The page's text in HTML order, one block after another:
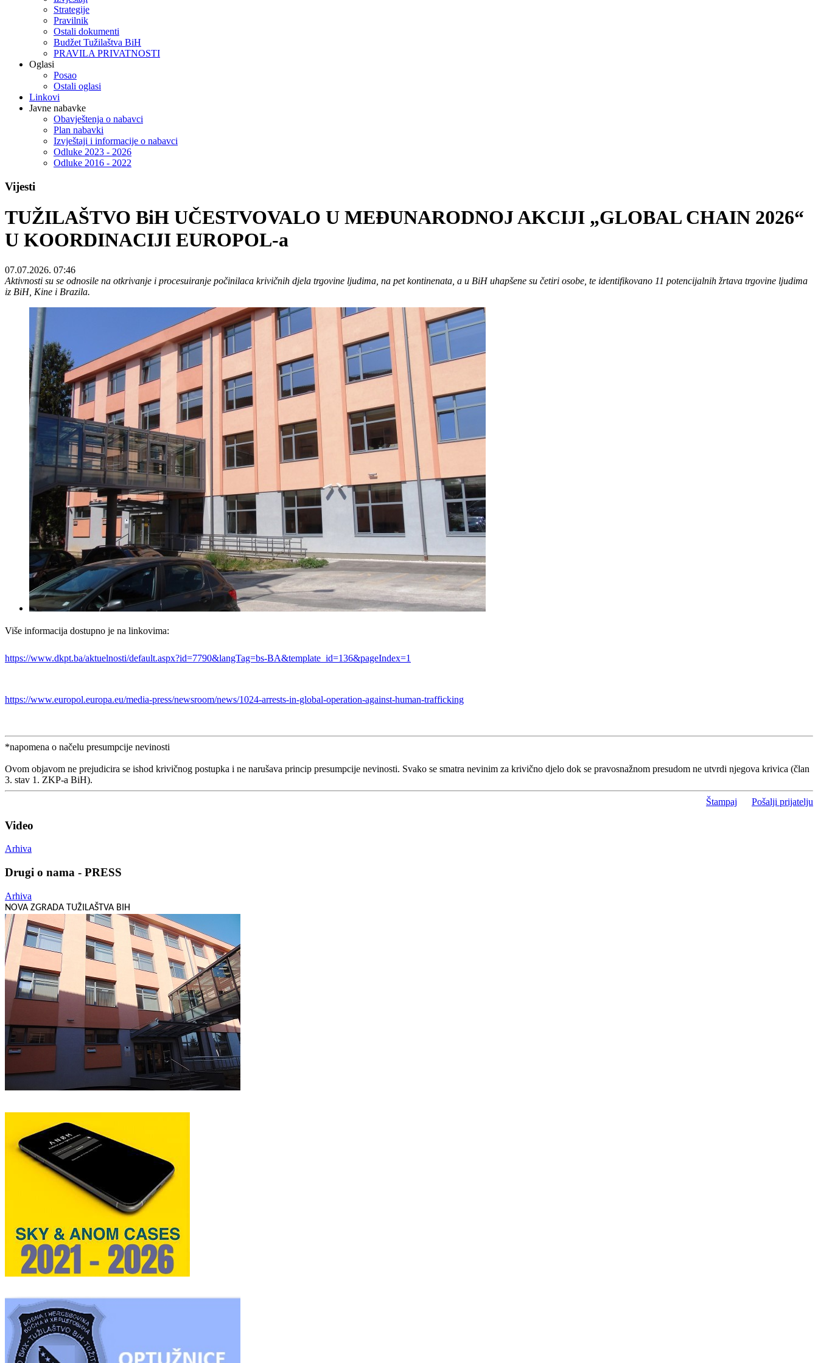
Strategije
Pravilnik
Ostali dokumenti
Budžet Tužilaštva BiH
PRAVILA PRIVATNOSTI
Oglasi
Posao
Ostali oglasi
Linkovi
Javne nabavke
Obavještenja o nabavci
Plan nabavki
Izvještaji i informacije o nabavci
Odluke 2023 - 2026
Odluke 2016 - 2022
Vijesti
TUŽILAŠTVO BiH UČESTVOVALO U MEĐUNARODNOJ AKCIJI „GLOBAL CHAIN 2026“
U KOORDINACIJI EUROPOL-a
07.07.2026. 07:46
Aktivnosti su se odnosile na otkrivanje i procesuiranje počinilaca krivičnih djela trgovine ljudima, na pet kontinenata, a u BiH uhapšene su četiri osobe, te identifikovano 11 potencijalnih žrtava trgovine ljudima
iz BiH, Kine i Brazila.
Više informacija dostupno je na linkovima:
https://www.dkpt.ba/aktuelnosti/default.aspx?id=7790&langTag=bs-BA&template_id=136&pageIndex=1
https://www.europol.europa.eu/media-press/newsroom/news/1024-arrests-in-global-operation-against-human-trafficking
*napomena o načelu presumpcije nevinosti
Ovom objavom ne prejudicira se ishod krivičnog postupka i ne narušava princip presumpcije nevinosti. Svako se smatra nevinim za krivično djelo dok se pravosnažnom presudom ne utvrdi njegova krivica (član
3. stav 1. ZKP-a BiH).
Štampaj Pošalji prijatelju
Video
Arhiva
Drugi o nama - PRESS
Arhiva
NOVA ZGRADA TUŽILAŠTVA BIH